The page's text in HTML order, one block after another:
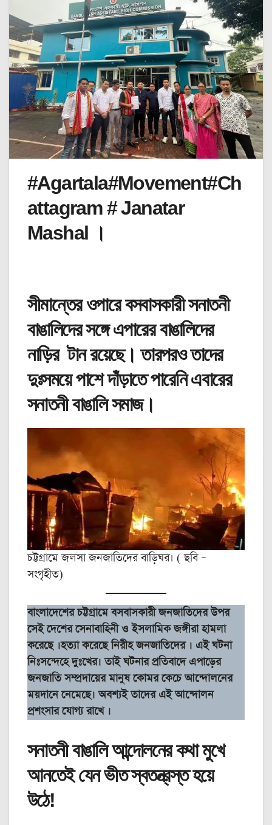
#Agartala#Movement#Ch
attagram # Janatar
Mashal ।
সীমান্তের ওপারে বসবাসকারী সনাতনী
বাঙালিদের সঙ্গে এপারের বাঙালিদের
নাড়ির টান রয়েছে। তারপরও তাদের
দুঃসময়ে পাশে দাঁড়াতে পারেনি এবারের
সনাতনী বাঙালি সমাজ।
চট্টগ্রামে জলসা জনজাতিদের বাড়িঘর। ( ছবি –
সংগৃহীত)
বাংলাদেশের চট্টগ্রামে বসবাসকারী জনজাতিদের উপর
সেই দেশের সেনাবাহিনী ও ইসলামিক জঙ্গীরা হামলা
করেছে ।হত্যা করেছে নিরীহ জনজাতিদের । এই ঘটনা
নিঃসন্দেহে দুঃখের। তাই ঘটনার প্রতিবাদে এপাড়ের
জনজাতি সম্প্রদায়ের মানুষ কোমর কেচে আন্দোলনের
ময়দানে নেমেছে। অবশ্যই তাদের এই আন্দোলন
প্রশংসার যোগ্য রাখে ।
সনাতনী বাঙালি আন্দোলনের কথা মুখে
আনতেই যেন ভীত স্বতন্ত্রস্ত হয়ে
উঠে!